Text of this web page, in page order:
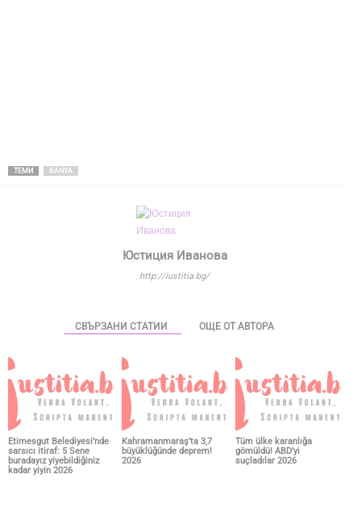
ТЕМИ BÁNYA
Юстиция Иванова
http://iustitia.bg/
СВЪРЗАНИ СТАТИИ ОЩЕ ОТ АВТОРА
Etimesgut Belediyesi’nde
sarsıcı itiraf: 5 Sene
buradayız yiyebildiğiniz
kadar yiyin 2026
Kahramanmaraş’ta 3,7
büyüklüğünde deprem!
2026
Tüm ülke karanlığa
gömüldü! ABD’yi
suçladılar 2026